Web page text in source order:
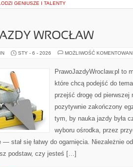
GENIUSZE I TALENTY
WROCŁAW
STY - 6 - 2026 MOŻLIWOŚĆ
PrawoJazdyWroclaw.pl to
które chcą podejść do
przejść drogę od pierwszej
pozytywnie zakończony
tym, by nauka jazdy była
wyboru ośrodka, przez
stał się łatwy do ogarnięcia. Niezależnie
podstaw, czy jesteś […]